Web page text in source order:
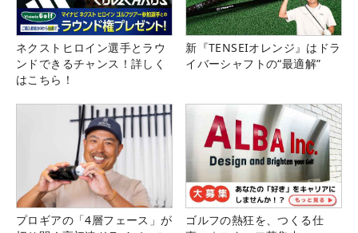
ネクストヒロイン選手とラウ
ンドできるチャンス！詳しく
はこちら！
新『TENSEIオレンジ』はドラ
イバーシャフトの“最適解”
プロギアの「4層フェース」が
ゴルフの熱狂を、つくる仕